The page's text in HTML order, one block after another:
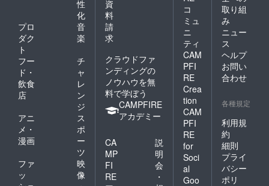
性
化
プロ
ダク
ト
音
楽
フー
ド・
飲食
店
チ
ャ
レ
ン
ジ
アニ
メ・
漫画
ス
ポ
ー
ツ
ファ
ッ
映
像
資
料
請
求
クラウドファ
ンディングの
ノウハウを無
料で学ぼう
CAMPFIRE
アカデミー
CA
MP
FI
RE
説
明
会
・
コ
ミュ
ニ
ティ
CAM
PFI
RE
Crea
tion
CAM
PFI
RE
for
Soci
al
Goo
取り組
み
ニュー
ス
ヘルプ
お問い
合わせ
各種規定
利用規
約
細則
プライ
バシー
ポリ